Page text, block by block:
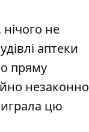
не
аптеки
пряму
незаконно
цю